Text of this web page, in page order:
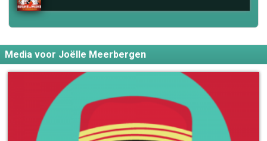
Media voor Joëlle Meerbergen